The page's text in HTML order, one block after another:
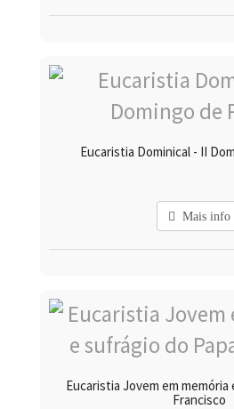
Eucaristia Dominical - II
Mais info
Eucaristia Jovem em memória
Francisco